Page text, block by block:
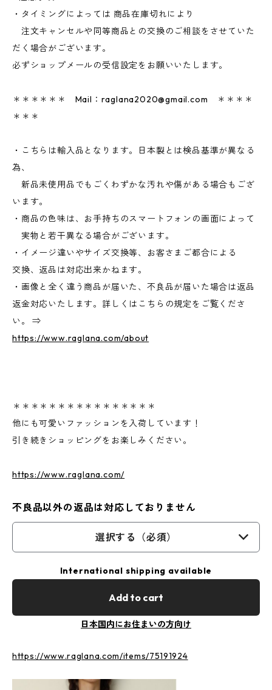
・タイミングによっては 商品在庫切れにより
注文キャンセルや同等商品との交換のご相談をさせていた
だく場合がございます。
必ずショップメールの受信設定をお願いいたします。
＊＊＊＊＊＊ Mail： raglana2020@gmail.com ＊＊＊＊
＊＊＊
・こちらは輸入品となります。日本製とは検品基準が異なる
為、
新品未使用品でもごくわずかな汚れや傷がある場合もござ
います。
・商品の色味は、お手持ちのスマートフォンの画面によって
実物と若干異なる場合がございます。
・イメージ違いやサイズ交換等、お客さまご都合による
交換、返品は対応出来かねます。
・画像と全く違う商品が届いた、不良品が届いた場合は返品
返金対応いたします。詳しくはこちらの規定をご覧くださ
い。 ⇒
https://www.raglana.com/about
＊＊＊＊＊＊＊＊＊＊＊＊＊＊＊＊
他にも可愛いファッションを入荷しています！
引き続きショッピングをお楽しみください。
https://www.raglana.com/
不良品以外の返品は対応しておりません
選択する（必須）
International shipping available
Add to cart
日本国内にお住まいの方向け
https://www.raglana.com/items/75191924